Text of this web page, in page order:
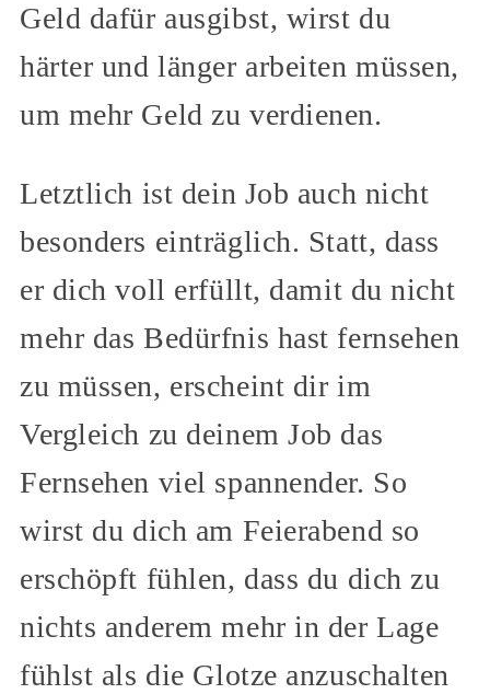
Geld dafür ausgibst, wirst du
härter und länger arbeiten müssen,
um mehr Geld zu verdienen.
Letztlich ist dein Job auch nicht
besonders einträglich. Statt, dass
er dich voll erfüllt, damit du nicht
mehr das Bedürfnis hast fernsehen
zu müssen, erscheint dir im
Vergleich zu deinem Job das
Fernsehen viel spannender. So
wirst du dich am Feierabend so
erschöpft fühlen, dass du dich zu
nichts anderem mehr in der Lage
fühlst als die Glotze anzuschalten